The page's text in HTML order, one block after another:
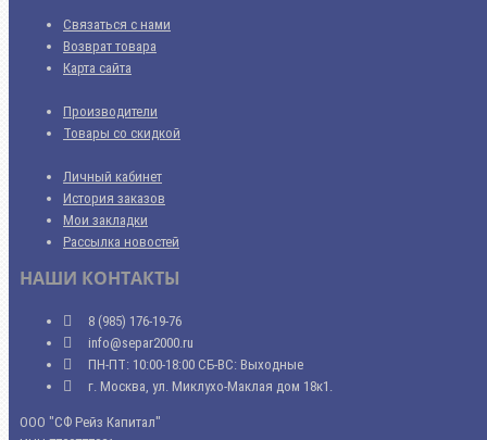
Связаться с нами
Возврат товара
Карта сайта
Производители
Товары со скидкой
Личный кабинет
История заказов
Мои закладки
Рассылка новостей
НАШИ КОНТАКТЫ
8 (985) 176-19-76
info@separ2000.ru
ПН-ПТ: 10:00-18:00 СБ-ВС: Выходные
г. Москва, ул. Миклухо-Маклая дом 18к1.
ООО "СФ Рейз Капитал"